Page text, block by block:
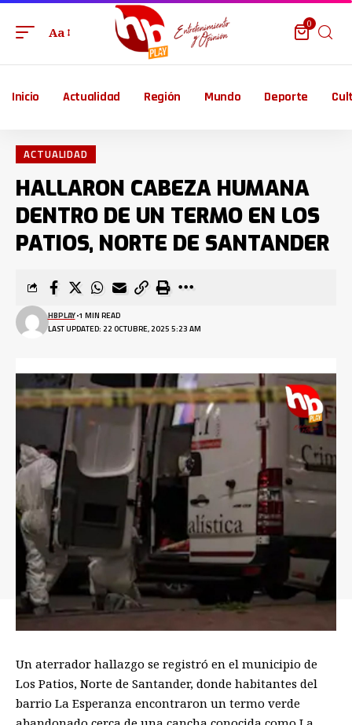
Aa
0
Inicio Actualidad Región Mundo Deporte
ACTUALIDAD
HALLARON CABEZA HUMANA
DENTRO DE UN TERMO EN LOS
PATIOS, NORTE DE SANTANDER
LAST UPDATED: 22 OCTUBRE, 2025 5:23 AM
HBPLAY 1 MIN READ
Un aterrador hallazgo se registró en el municipio de
Los Patios, Norte de Santander, donde habitantes del
barrio La Esperanza encontraron un termo verde